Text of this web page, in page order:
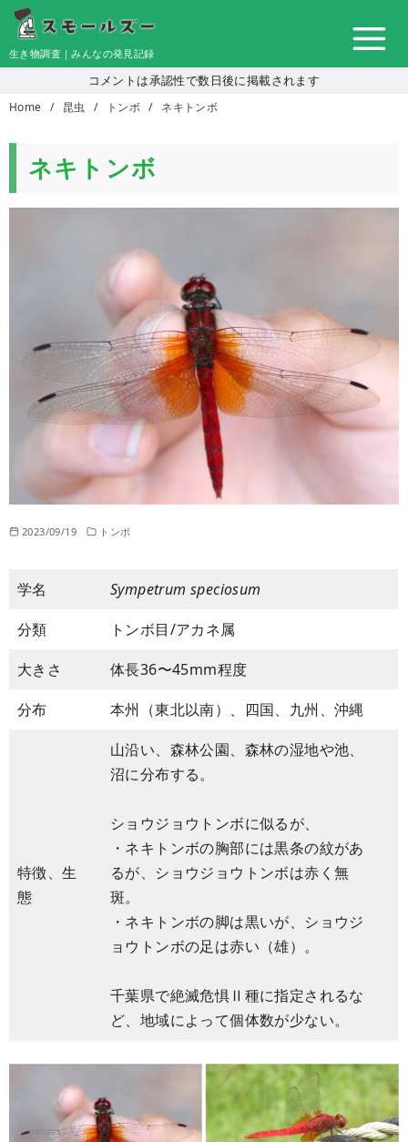
コ
テ
ツ
生き物調査｜みんなの発見記録
コメントは承認性で数日後に掲載されます
Home 昆虫 トンボ ネキトンボ
ネキトンボ
2023/09/19 トンボ
学名
Sympetrum speciosum
分類
トンボ目/アカネ属
大きさ
体長36〜45mm程度
分布
本州（東北以南）、四国、九州、沖縄
特徴、生
態
山沿い、森林公園、森林の湿地や池、
沼に分布する。
ショウジョウトンボに似るが、
・ネキトンボの胸部には黒条の紋があ
るが、ショウジョウトンボは赤く無
斑。
・ネキトンボの脚は黒いが、ショウジ
ョウトンボの足は赤い（雄）。
千葉県で絶滅危惧Ⅱ種に指定されるな
ど、地域によって個体数が少ない。